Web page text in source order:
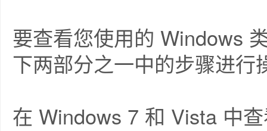
要查看您使用的 Windows
下两部分之一中的步骤进行
在 Windows 7 和 Vista 中